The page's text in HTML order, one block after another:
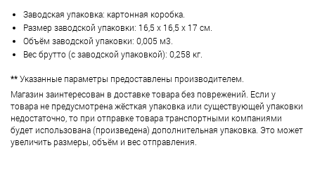
Заводская упаковка: картонная коробка.
Размер заводской упаковки: 16,5 х 16,5 х 17 см.
Объём заводской упаковки: 0,005 м3.
Вес брутто (с заводской упаковкой): 0,258 кг.
**Указанные параметры предоставлены производителем.
Магазин заинтересован в доставке товара без поврежений. Если у
товара не предусмотрена жёсткая упаковка или существующей упаковки
недостаточно, то при отправке товара транспортными компаниями
будет использована (произведена) дополнительная упаковка. Это может
увеличить размеры, объём и вес отправления.